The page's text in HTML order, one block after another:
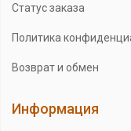
Статус заказа
Политика
Возврат и обмен
Информация